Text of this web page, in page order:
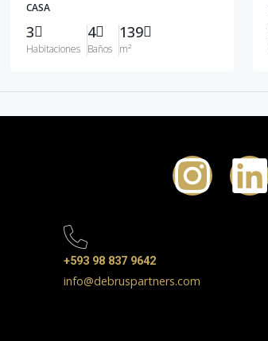
CASA
3
Habitaciones
4
Baños
139
m²
+593 98 837 9642
info@debruspartners.com